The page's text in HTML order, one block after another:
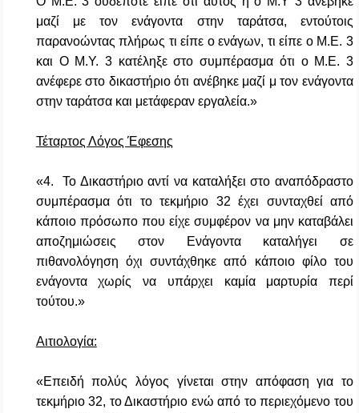
μαζί με τον ενάγοντα στην ταράτσα, εντούτοις
παρανοώντας πλήρως τι είπε ο ενάγων, τι είπε ο Μ.Ε. 3
και Ο Μ.Υ. 3 κατέληξε στο συμπέρασμα ότι ο Μ.Ε. 3
ανέφερε στο δικαστήριο ότι ανέβηκε μαζί μ τον ενάγοντα
στην ταράτσα και μετάφεραν εργαλεία.»
Τέταρτος Λόγος Έφεσης
«4. Το Δικαστήριο αντί να καταλήξει στο αναπόδραστο
συμπέρασμα ότι το τεκμήριο 32 έχει συνταχθεί από
κάποιο πρόσωπο που είχε συμφέρον να μην καταβάλει
αποζημιώσεις στον Ενάγοντα καταλήγει σε
πιθανολόγηση όχι συντάχθηκε από κάποιο φίλο του
ενάγοντα χωρίς να υπάρχει καμία μαρτυρία περί
τούτου.»
Αιτιολογία:
«Επειδή πολύς λόγος γίνεται στην απόφαση για το
τεκμήριο 32, το Δικαστήριο ενώ από το περιεχόμενο του